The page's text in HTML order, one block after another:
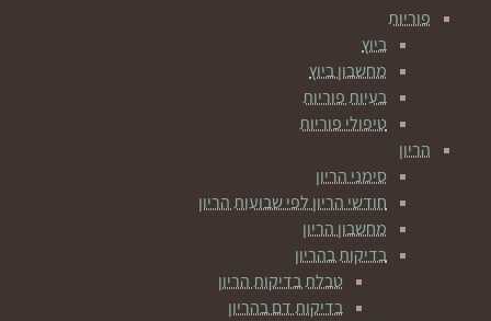
פוריות
ביוץ
מחשבון ביוץ
בעיות פוריות
טיפולי פוריות
הריון
סימני הריון
חודשי הריון לפי שבועות הריון
מחשבון הריון
בדיקות בהריון
טבלת בדיקות הריון
בדיקות דם בהריון